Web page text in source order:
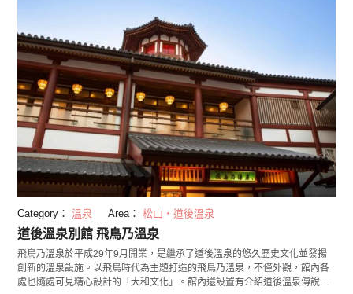
Category： 溫泉 Area： 松山・道後溫泉
道後溫泉別館 飛鳥乃溫泉
飛鳥乃溫泉於平成29年9月開業，是繼承了道後溫泉的悠久歷史文化並發揚
創新的溫泉設施。以飛鳥時代為主題打造的飛鳥乃溫泉，不僅外觀，館內各
處也隨處可見精心設計的「大和文化」。館內還設置有介紹道後溫泉傳說的